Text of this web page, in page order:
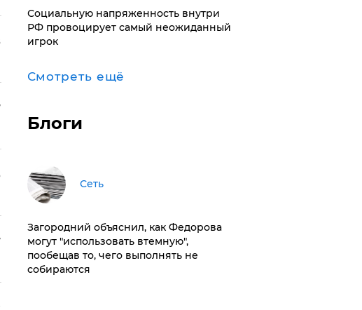
Социальную напряженность внутри
РФ провоцирует самый неожиданный
игрок
Смотреть ещё
Блоги
Сеть
Загородний объяснил, как Федорова
могут "использовать втемную",
пообещав то, чего выполнять не
собираются